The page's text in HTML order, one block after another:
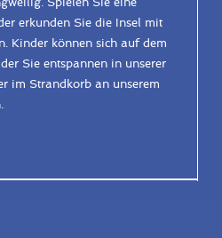
erkunden Sie die Insel mit
Kinder können sich auf dem
Sie entspannen in unserer
im Strandkorb an unserem